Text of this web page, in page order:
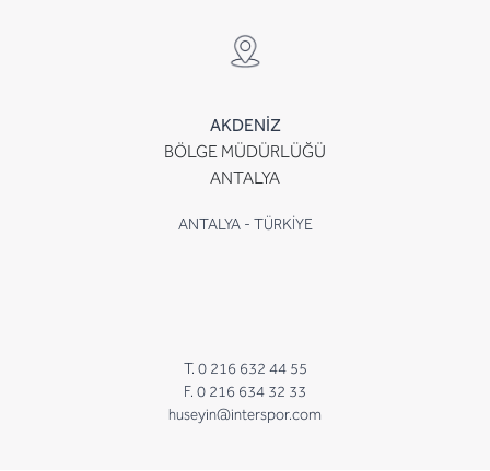
AKDENİZ
BÖLGE MÜDÜRLÜĞÜ
ANTALYA
ANTALYA - TÜRKİYE
T. 0 216 632 44 55
F. 0 216 634 32 33
huseyin@interspor.com